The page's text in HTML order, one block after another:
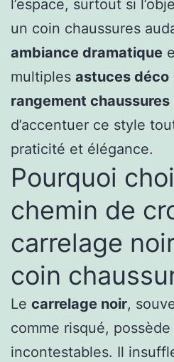
l’espace, surtout si
un coin chaussures
ambiance dramatique
multiples astuces déco
rangement chaussures
d’accentuer ce style
praticité et élégance.
Pourquoi
chemin de
carrelage
coin
Le carrelage noir,
comme risqué,
incontestables. Il